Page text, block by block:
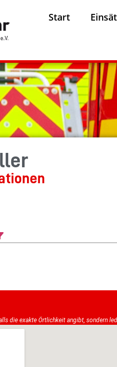
Start
die exakte Örtlichkeit angibt, sondern